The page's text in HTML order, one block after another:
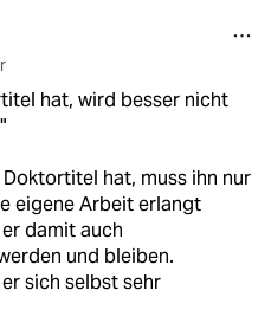
hat, wird besser nicht
Doktortitel hat, muss ihn nur
eigene Arbeit erlangt
damit auch
und bleiben.
sich selbst sehr